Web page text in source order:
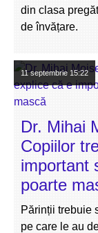
din clasa
de învățare.
11 septembrie 15:22
Dr. Mihai
Copiilor
important
poarte
Părinții trebuie
pe care le au